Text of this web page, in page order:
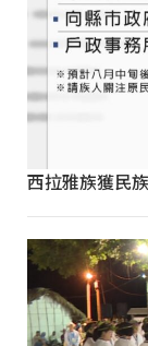
西拉雅族獲民